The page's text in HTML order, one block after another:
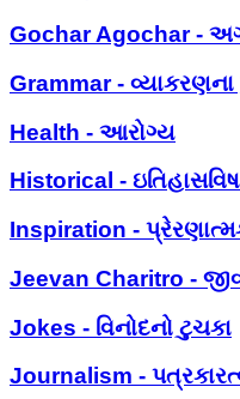
Gochar Agochar -
Grammar - વ્યાકરણના
Health - આરોગ્ય
Historical -
Inspiration -
Jeevan Charitro -
Jokes - વિનોદનો ટુચકા
Journalism -